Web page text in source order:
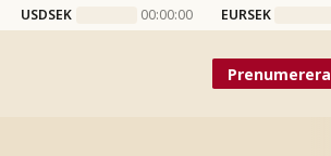
USDSEK 00:00:00 EURSEK
Prenumerera